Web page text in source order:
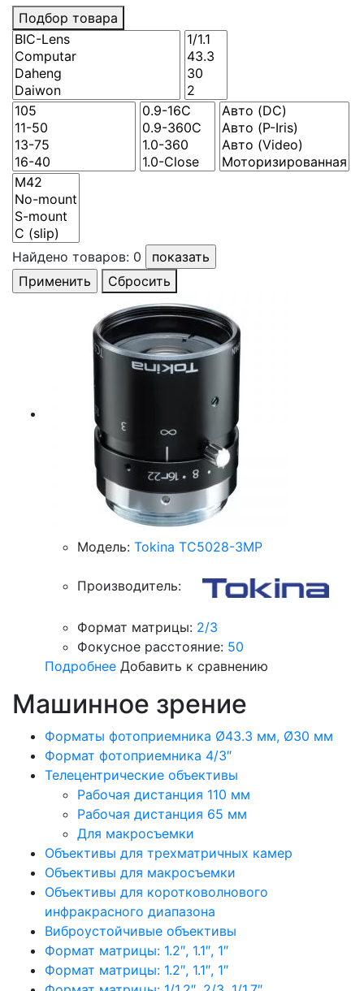
Подбор товара
Найдено товаров: 0
Сбросить
Модель: Tokina TC5028-3MP
Производитель:
Формат матрицы: 2/3
Фокусное расстояние: 50
Подробнее Добавить к сравнению
Машинное зрение
Форматы фотоприемника Ø43.3 мм, Ø30 мм
Формат фотоприемника 4/3″
Телецентрические объективы
Рабочая дистанция 110 мм
Рабочая дистанция 65 мм
Для макросъемки
Объективы для трехматричных камер
Объективы для макросъемки
Объективы для коротковолнового
инфракрасного диапазона
Виброустойчивые объективы
Формат матрицы: 1.2″, 1.1″, 1″
Формат матрицы: 1.2″, 1.1″, 1″